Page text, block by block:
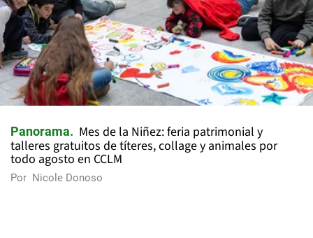
Panorama
Mes de la Niñez: feria patrimonial y
talleres gratuitos de títeres, collage y animales por
todo agosto en CCLM
Por Nicole Donoso